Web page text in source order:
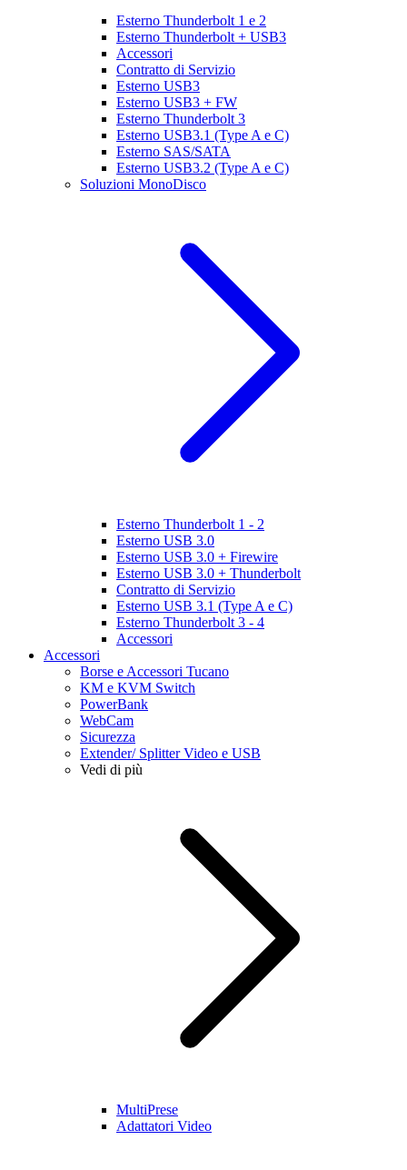
Esterno Thunderbolt 1 e 2
Esterno Thunderbolt + USB3
Accessori
Contratto di Servizio
Esterno USB3
Esterno USB3 + FW
Esterno Thunderbolt 3
Esterno USB3.1 (Type A e C)
Esterno SAS/SATA
Esterno USB3.2 (Type A e C)
Soluzioni MonoDisco
Esterno Thunderbolt 1 - 2
Esterno USB 3.0
Esterno USB 3.0 + Firewire
Esterno USB 3.0 + Thunderbolt
Contratto di Servizio
Esterno USB 3.1 (Type A e C)
Esterno Thunderbolt 3 - 4
Accessori
Accessori
Borse e Accessori Tucano
KM e KVM Switch
PowerBank
WebCam
Sicurezza
Extender/ Splitter Video e USB
Vedi di più
MultiPrese
Adattatori Video